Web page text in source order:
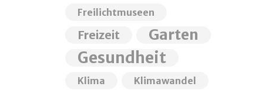
Freilichtmuseen
Freizeit Garten
Gesundheit
Klima Klimawandel